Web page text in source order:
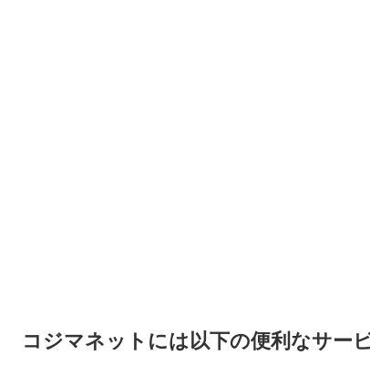
コジマネットには以下の便利なサー